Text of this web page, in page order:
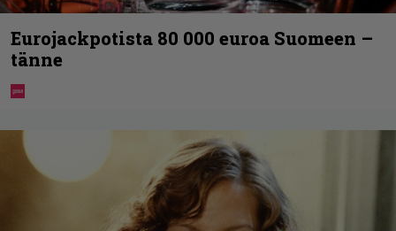
Eurojackpotista 80 000 euroa Suomeen –
tänne